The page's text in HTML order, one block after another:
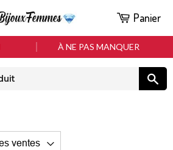
À NE PAS MANQUER
Panier